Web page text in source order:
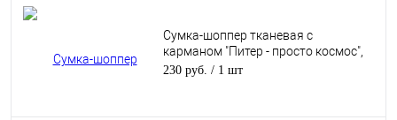
Сумка-шоппер тканевая с
карманом "Питер - просто космос",
черная, 305х395 мм
230 руб. / 1 шт